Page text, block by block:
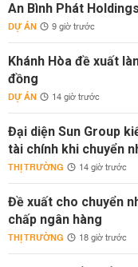
An Bình Phát
DỰ ÁN 9 giờ trước
Khánh Hòa đề xuất
đồng
DỰ ÁN 14 giờ trước
Đại diện Sun Group
tài chính khi chuyển
THỊ TRƯỜNG 14 giờ trước
Đề xuất cho chuyển
chấp ngân hàng
THỊ TRƯỜNG 18 giờ trước